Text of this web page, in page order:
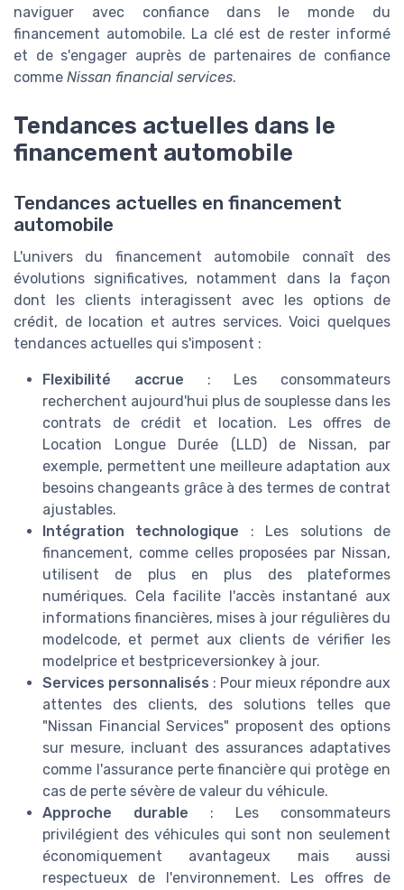
naviguer avec confiance dans le monde du
financement automobile. La clé est de rester informé
et de s'engager auprès de partenaires de confiance
comme Nissan financial services.
Tendances actuelles dans le
financement automobile
Tendances actuelles en financement
automobile
L'univers du financement automobile connaît des
évolutions significatives, notamment dans la façon
dont les clients interagissent avec les options de
crédit, de location et autres services. Voici quelques
tendances actuelles qui s'imposent :
Flexibilité accrue : Les consommateurs
recherchent aujourd'hui plus de souplesse dans les
contrats de crédit et location. Les offres de
Location Longue Durée (LLD) de Nissan, par
exemple, permettent une meilleure adaptation aux
besoins changeants grâce à des termes de contrat
ajustables.
Intégration technologique : Les solutions de
financement, comme celles proposées par Nissan,
utilisent de plus en plus des plateformes
numériques. Cela facilite l'accès instantané aux
informations financières, mises à jour régulières du
modelcode, et permet aux clients de vérifier les
modelprice et bestpriceversionkey à jour.
Services personnalisés : Pour mieux répondre aux
attentes des clients, des solutions telles que
"Nissan Financial Services" proposent des options
sur mesure, incluant des assurances adaptatives
comme l'assurance perte financière qui protège en
cas de perte sévère de valeur du véhicule.
Approche durable : Les consommateurs
privilégient des véhicules qui sont non seulement
économiquement avantageux mais aussi
respectueux de l'environnement. Les offres de